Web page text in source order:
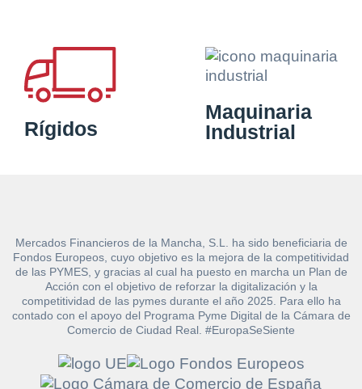
Rígidos
Maquinaria
Industrial
Mercados Financieros de la Mancha, S.L. ha sido beneficiaria de
Fondos Europeos, cuyo objetivo es la mejora de la competitividad
de las PYMES, y gracias al cual ha puesto en marcha un Plan de
Acción con el objetivo de reforzar la digitalización y la
competitividad de las pymes durante el año 2025. Para ello ha
contado con el apoyo del Programa Pyme Digital de la Cámara de
Comercio de Ciudad Real. #EuropaSeSiente